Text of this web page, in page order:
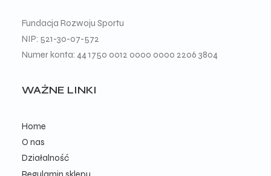
Fundacja Rozwoju Sportu
NIP: 521-30-07-572
Numer konta: 44 1750 0012 0000 0000 2206 3804
WAŻNE LINKI
Home
O nas
Działalność